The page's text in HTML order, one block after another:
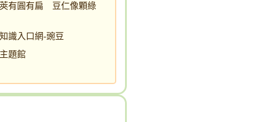
有圓有扁 豆仁像顆綠
識入口網-豌豆
題館